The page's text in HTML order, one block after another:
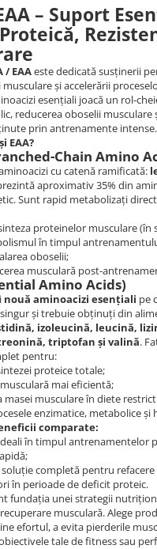
– Suport
/ EAAeste dedicată susținerii
și accelerării
esențiali joacă un rol-
reducerea oboselii musculare
prin antrenamente intense.
EAA?
Chain Amino
cu catenă ramificată:
aproximativ 35% din
Sunt rapid metabolizați
proteinelor musculare (în
în timpul
oboselii;
musculară post-
Amino Acids)
nouă aminoacizi esențiali pe
și trebuie obținuți din
izoleucină, leucină,
triptofan și valină.
pentru:
proteice totale;
mai eficientă;
masei musculare în diete
enzimatice, metabolice și
comparate:
în timpul antrenamentelor
completă pentru refacere
în perioade de deficit proteic.
fundația unei strategii
musculară. Alege
efortul, a evita pierderile
tale de fitness sau